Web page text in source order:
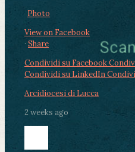
Photo
View on Facebook
· Share
Condividi su Facebook
Condividi su LinkedIn
Arcidiocesi di Lucca
2 weeks ago